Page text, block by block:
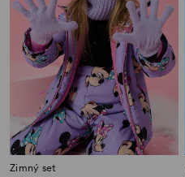
Zimný set